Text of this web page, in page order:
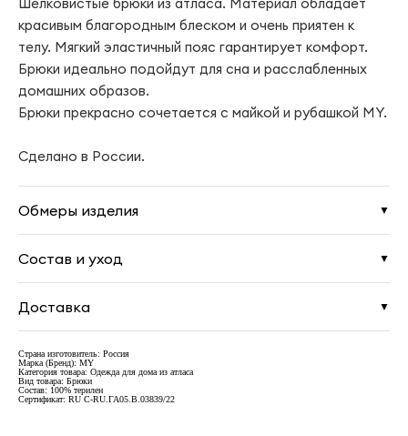
красивым благородным блеском и очень приятен к
телу. Мягкий эластичный пояс гарантирует комфорт.
Брюки идеально подойдут для сна и расслабленных
домашних образов.
Брюки прекрасно сочетается с майкой и рубашкой MY.
Сделано в России.
Обмеры изделия ▼
Состав и уход ▼
Доставка ▼
Страна изготовитель: Россия
Марка (Бренд): MY
Категория товара: Одежда для дома из атласа
Вид товара: Брюки
Состав: 100% терилен
Сертификат: RU C-RU.ГА05.В.03839/22